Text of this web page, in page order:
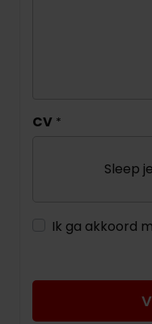
CV *
Sleep
Ik ga akkoord